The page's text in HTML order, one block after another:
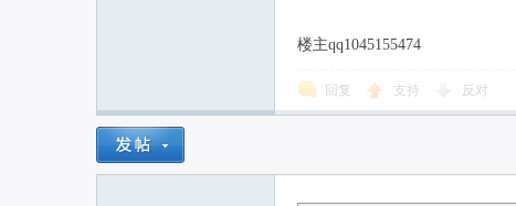
楼主qq1045155474
回复 支持 反对